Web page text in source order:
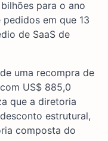
para o ano
em que 13
de SaaS de
uma recompra de
US$ 885,0
que a diretoria
estrutural,
composta do